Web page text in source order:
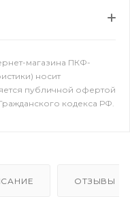
магазина ПКФ-
носит
публичной офертой
кодекса РФ.
ОТЗЫВЫ